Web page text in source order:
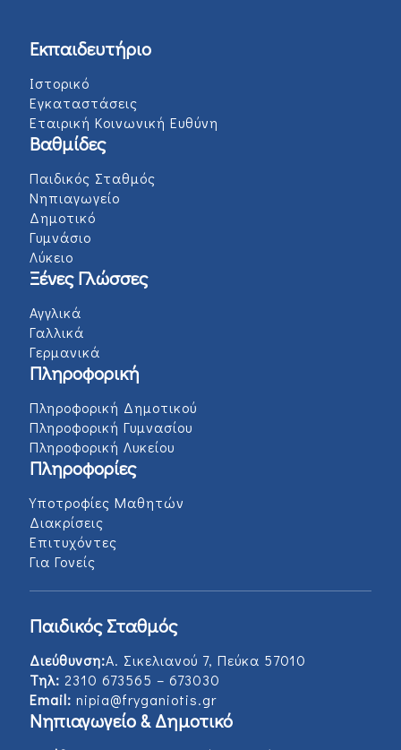
Εκπαιδευτήριο
Ιστορικό
Εγκαταστάσεις
Εταιρική Κοινωνική Ευθύνη
Βαθμίδες
Παιδικός Σταθμός
Νηπιαγωγείο
Δημοτικό
Γυμνάσιο
Λύκειο
Ξένες Γλώσσες
Αγγλικά
Γαλλικά
Γερμανικά
Πληροφορική
Πληροφορική Δημοτικού
Πληροφορική Γυμνασίου
Πληροφορική Λυκείου
Πληροφορίες
Υποτροφίες Μαθητών
Διακρίσεις
Επιτυχόντες
Για Γονείς
Παιδικός Σταθμός
Διεύθυνση:Α. Σικελιανού 7, Πεύκα 57010
Τηλ: 2310 673565 – 673030
Email: nipia@fryganiotis.gr
Νηπιαγωγείο & Δημοτικό